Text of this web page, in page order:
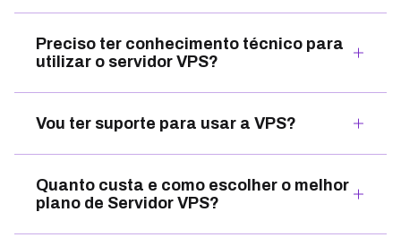
Preciso ter conhecimento técnico para
utilizar o servidor VPS?
Vou ter suporte para usar a VPS?
Quanto custa e como escolher o melhor
plano de Servidor VPS?